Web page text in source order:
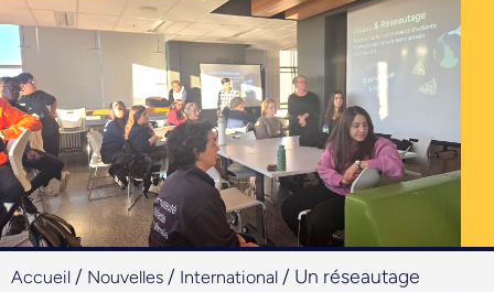
Accueil / Nouvelles / International / Un réseautage